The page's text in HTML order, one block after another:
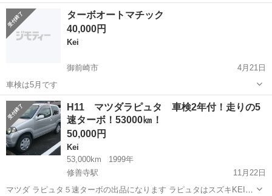
90,000円 支払総額 190,000円 年式(初度登録年):2008(H20) 走行距
離:12.1万km 修復歴:なし リサイクル料:リ済...
静岡 Kei グレー
ターボオートマチック
40,000円
Kei
御前崎市
4月21日
車検は5月です
静岡 御前崎市
H11 マツダラピュタ 車検2年付！走りの5
速ターボ！53000㎞！
50,000円
Kei
53,000km
1999年
修善寺駅
11月22日
マツダ ラピュタ５速ターボの出品になります ラピュタはスズキKEIの